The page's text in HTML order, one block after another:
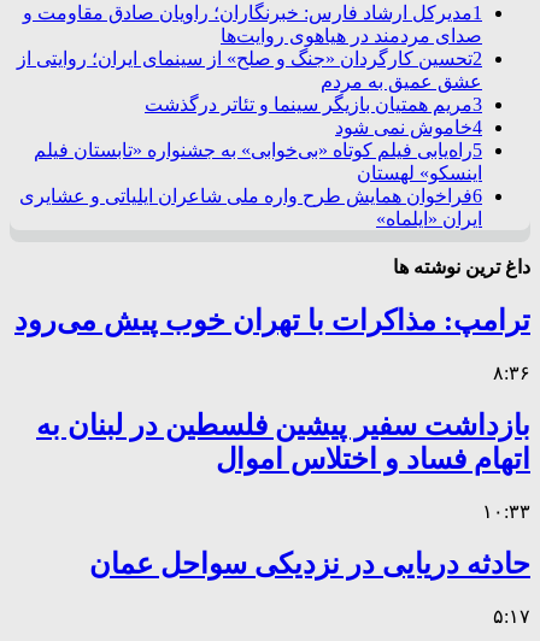
1مدیرکل ارشاد فارس: خبرنگاران؛ راویان صادق مقاومت و
صدای مردمند در هیاهوی روایت‌ها
2تحسین کارگردان «جنگ و صلح» از سینمای ایران؛ روایتی از
عشق عمیق به مردم
3مریم همتیان بازیگر سینما و تئاتر درگذشت
4خاموش نمی شود
5راه‌یابی فیلم کوتاه «بی‌خوابی» به جشنواره «تابستان فیلم
اینسکو» لهستان
6فراخوان همایش طرح واره ملی شاعران ایلیاتی و عشایری
ایران «ایلماه»
داغ ترین نوشته ها
ترامپ: مذاکرات با تهران خوب پیش می‌رود
۸:۳۶
بازداشت سفیر پیشین فلسطین در لبنان به
اتهام فساد و اختلاس اموال
۱۰:۳۳
حادثه دریایی در نزدیکی سواحل عمان
۵:۱۷